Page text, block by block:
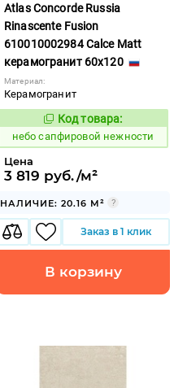
Atlas Concorde Russia
Rinascente Fusion
610010002984 Calce Matt
керамогранит 60x120
Материал:
Керамогранит
1119558
Код товара:
небо сапфировой нежности
Цена
3 819 руб./м²
НАЛИЧИЕ: 20.16 М²
Заказ в 1 клик
В корзину